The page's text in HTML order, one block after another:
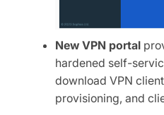
New VPN portal
hardened self-
download VPN
provisioning, and